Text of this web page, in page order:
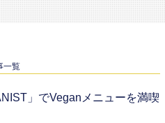
一覧
」でVeganメニューを満喫